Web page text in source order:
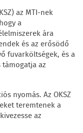
az MTI-nek
a
ára
és az erősödő
fuvarköltségek, és a
az
nyomás. Az OKSZ
teremtenek a
az